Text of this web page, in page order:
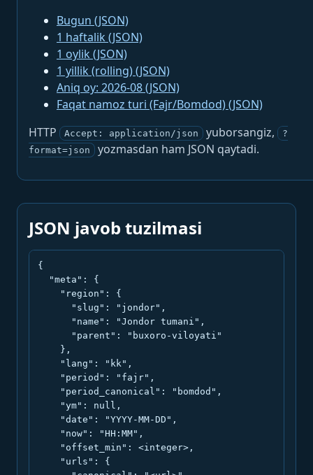
Bugun (JSON)
1 haftalik (JSON)
1 oylik (JSON)
1 yillik (rolling) (JSON)
Aniq oy: 2026-08 (JSON)
Faqat namoz turi (Fajr/Bomdod) (JSON)
HTTP
Accept: application/json yuborsangiz,
?
format=json
yozmasdan ham JSON qaytadi.
JSON javob tuzilmasi
{
  "meta": {
    "region": {
      "slug": "jondor",
      "name": "Jondor tumani",
      "parent": "buxoro-viloyati"
    },
    "lang": "kk",
    "period": "fajr",
    "period_canonical": "bomdod",
    "ym": null,
    "date": "YYYY-MM-DD",
    "now": "HH:MM",
    "offset_min": <integer>,
    "urls": {